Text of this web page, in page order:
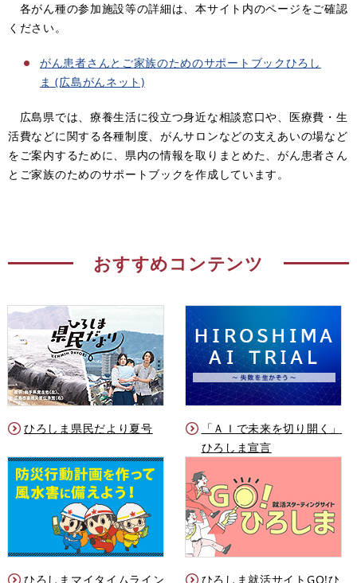
各がん種の参加施設等の詳細は、本サイト内のページをご確認
ください。
がん患者さんとご家族のためのサポートブックひろし
ま (広島がんネット)
広島県では、療養生活に役立つ身近な相談窓口や、医療費・生
活費などに関する各種制度、がんサロンなどの支えあいの場など
をご案内するために、県内の情報を取りまとめた、がん患者さん
とご家族のためのサポートブックを作成しています。
おすすめコンテンツ
ひろしま県民だより夏号
「ＡＩで未来を切り開く」
ひろしま宣言
ひろしまマイタイムライン ひろしま就活サイトGO!ひ